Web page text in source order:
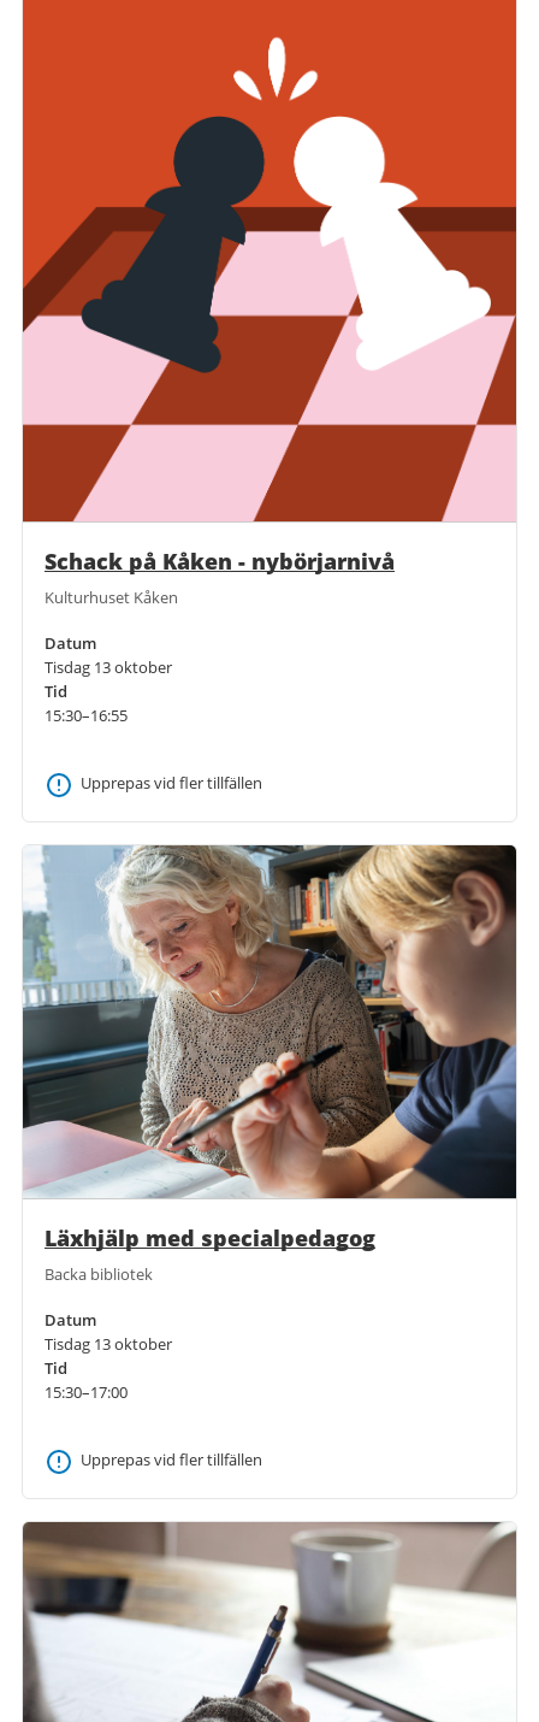
Schack på Kåken - nybörjarnivå
Kulturhuset Kåken
Datum
Tisdag 13 oktober
Tid
15:30–16:55
Upprepas vid fler tillfällen
Läxhjälp med specialpedagog
Backa bibliotek
Datum
Tisdag 13 oktober
Tid
15:30–17:00
Upprepas vid fler tillfällen